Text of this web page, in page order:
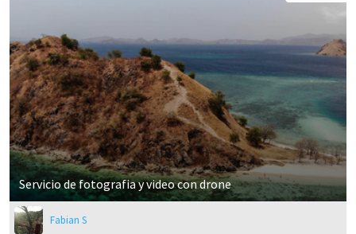
Servicio de fotografia y video con drone
Fabian S